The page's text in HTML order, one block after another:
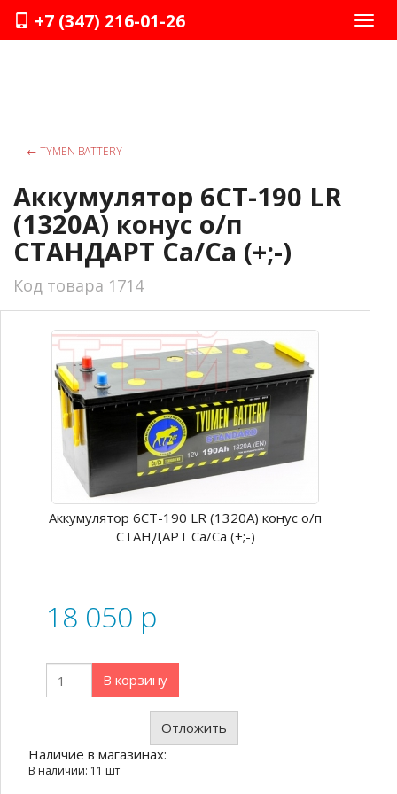
+7 (347) 216-01-26
← TYMEN BATTERY
Аккумулятор 6СТ-190 LR
(1320А) конус о/п
СТАНДАРТ Ca/Ca (+;-)
Код товара 1714
Аккумулятор 6СТ-190 LR (1320А) конус о/п
СТАНДАРТ Ca/Ca (+;-)
18 050 p
В корзину
Отложить
Наличие в магазинах:
В наличии: 11 шт